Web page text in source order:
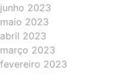
junho 2023
maio 2023
abril 2023
março 2023
fevereiro 2023